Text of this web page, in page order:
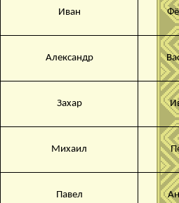
Иван
Александр
Захар
Михаил
Павел